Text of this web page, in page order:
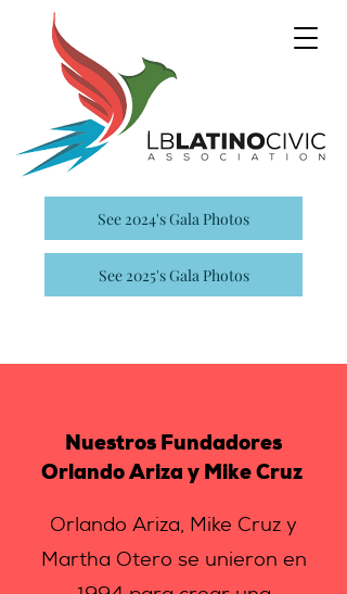
See 2025's Gala Photos
See 2024's Gala Photos
Nuestros Fundadores
Orlando Ariza y Mike Cruz
Orlando Ariza, Mike Cruz y
Martha Otero se unieron en